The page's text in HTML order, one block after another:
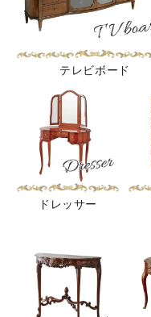
テレビボード
ドレッサー